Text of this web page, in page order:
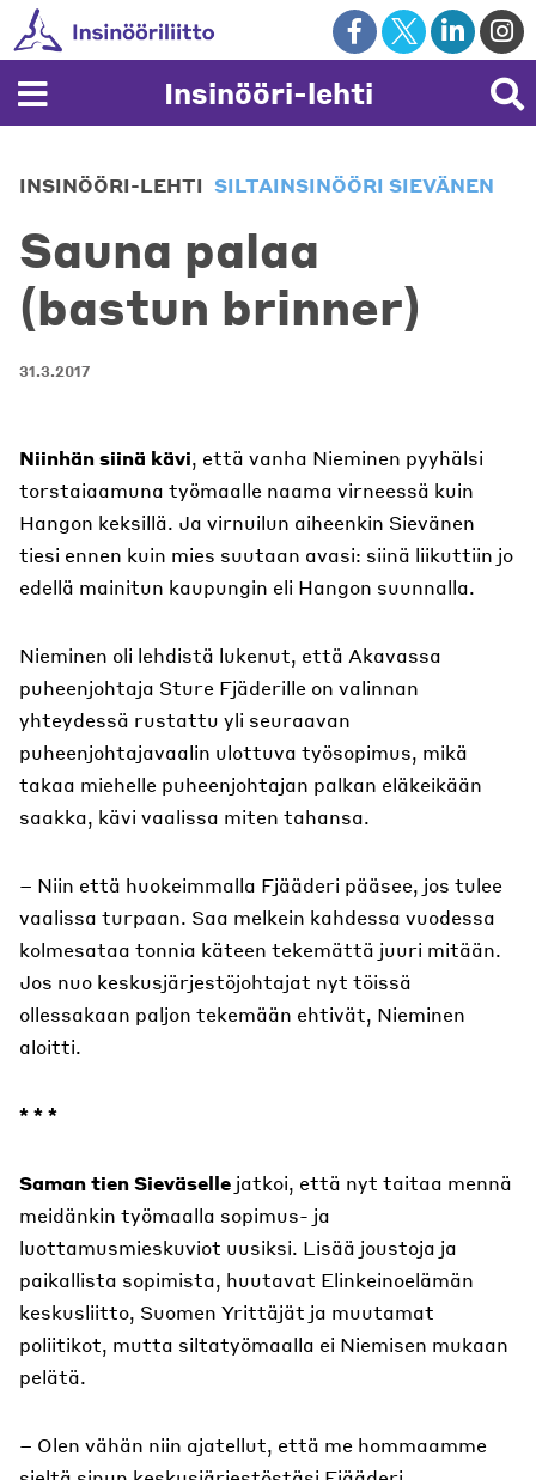
Skip
to
content
Insinööri-lehti
INSINÖÖRI-LEHTI SILTAINSINÖÖRI SIEVÄNEN
Sauna palaa
(bastun brinner)
31.3.2017
Niinhän siinä kävi, että vanha Nieminen pyyhälsi
torstaiaamuna työmaalle naama virneessä kuin
Hangon keksillä. Ja virnuilun aiheenkin Sievänen
tiesi ennen kuin mies suutaan avasi: siinä liikuttiin jo
edellä mainitun kaupungin eli Hangon suunnalla.
Nieminen oli lehdistä lukenut, että Akavassa
puheenjohtaja Sture Fjäderille on valinnan
yhteydessä rustattu yli seuraavan
puheenjohtajavaalin ulottuva työsopimus, mikä
takaa miehelle puheenjohtajan palkan eläkeikään
saakka, kävi vaalissa miten tahansa.
– Niin että huokeimmalla Fjääderi pääsee, jos tulee
vaalissa turpaan. Saa melkein kahdessa vuodessa
kolmesataa tonnia käteen tekemättä juuri mitään.
Jos nuo keskusjärjestöjohtajat nyt töissä
ollessakaan paljon tekemään ehtivät, Nieminen
aloitti.
* * *
Saman tien Sieväselle jatkoi, että nyt taitaa mennä
meidänkin työmaalla sopimus- ja
luottamusmieskuviot uusiksi. Lisää joustoja ja
paikallista sopimista, huutavat Elinkeinoelämän
keskusliitto, Suomen Yrittäjät ja muutamat
poliitikot, mutta siltatyömaalla ei Niemisen mukaan
pelätä.
– Olen vähän niin ajatellut, että me hommaamme